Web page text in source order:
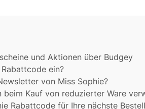
und Aktionen über Budgey
ein?
von Miss Sophie?
beim Kauf von reduzierter Ware
Rabattcode für Ihre nächste